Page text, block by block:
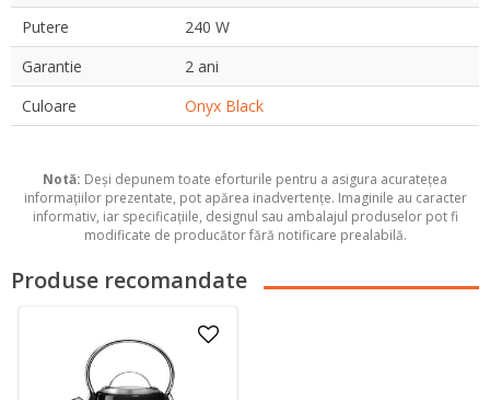
Putere
240 W
Garantie
2 ani
Culoare
Onyx Black
Notă: Deși depunem toate eforturile pentru a asigura acuratețea
informațiilor prezentate, pot apărea inadvertențe. Imaginile au caracter
informativ, iar specificațiile, designul sau ambalajul produselor pot fi
modificate de producător fără notificare prealabilă.
Produse recomandate